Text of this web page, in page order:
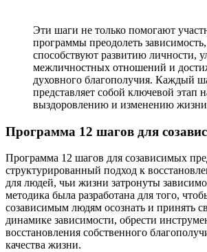
Эти шаги не только помогают
программы преодолеть
способствуют развитию личности,
межличностных отношений и
духовного благополучия. Каждый
представляет собой ключевой этап
выздоровлению и изменению
Программа 12 шагов для
Программа 12 шагов для созависимых
структурированный подход к
для людей, чьи жизни затронуты
методика была разработана для того,
созависимым людям осознать и принять
динамике зависимости, обрести
восстановления собственного
качества жизни.